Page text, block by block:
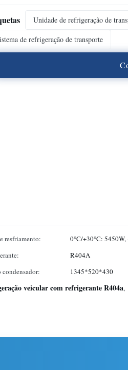
Unidade de refrigeração de
de refrigeração de transporte
C
resfriamento:
0°C/+30°C:
R404A
condensador:
1345*520*430
veicular com refrigerante R404a,